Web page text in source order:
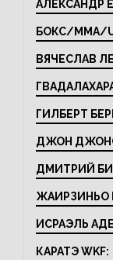
АЛЕКСАНДР
БОКС/MMA/
ВЯЧЕСЛАВ
ГИЛБЕРТ
ДЖОН
ДМИТРИЙ
ЖАИРЗИНЬО
ИСРАЭЛЬ
КАРАТЭ WKF: